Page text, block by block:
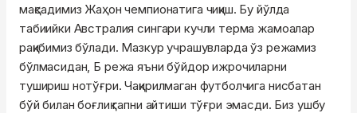
мақсадимиз Жаҳон чемпионатига чиқиш. Бу йўлда
табиийки Австралия сингари кучли терма жамоалар
рақибимиз бўлади. Мазкур учрашувларда ўз режамиз
бўлмасидан, Б режа яъни бўйдор ижрочиларни
тушириш нотўғри. Чақирилмаган футболчига нисбатан
бўй билан боғлиқ гапни айтиши тўғри эмасди. Биз ушбу